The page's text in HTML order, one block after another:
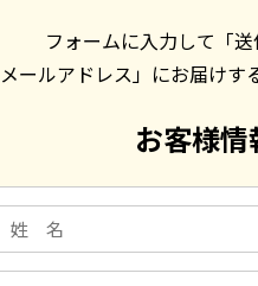
フォームに入力して「送
ールアドレス」にお届けす
お客様情